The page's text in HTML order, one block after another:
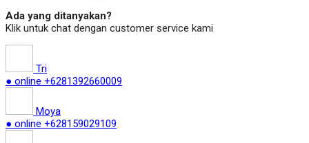
Ada yang ditanyakan?
Klik untuk chat dengan customer service kami
Tri
● online +6281392660009
Moya
● online +628159029109